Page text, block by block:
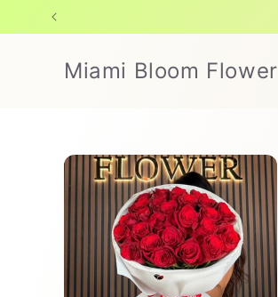
directamente
al contenido
Miami Bloom Flower